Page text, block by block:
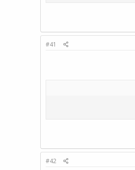
#41
#42